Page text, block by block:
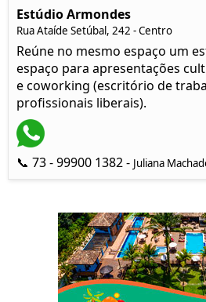
Estúdio Armondes
Rua Ataíde Setúbal, 242 - Centro
Reúne no mesmo espaço um
espaço para apresentações
e coworking (escritório de
profissionais liberais).
📞 73 - 99900 1382 - Juliana